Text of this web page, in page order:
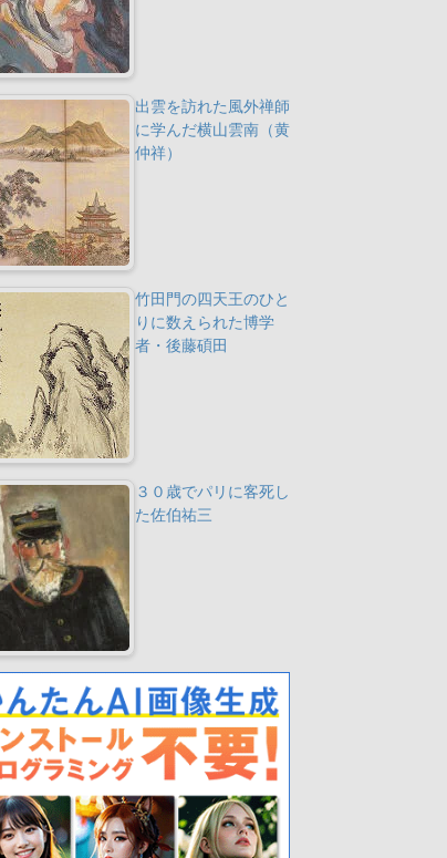
出雲を訪れた風外禅師
に学んだ横山雲南（黄
仲祥）
竹田門の四天王のひと
りに数えられた博学
者・後藤碩田
３０歳でパリに客死し
た佐伯祐三